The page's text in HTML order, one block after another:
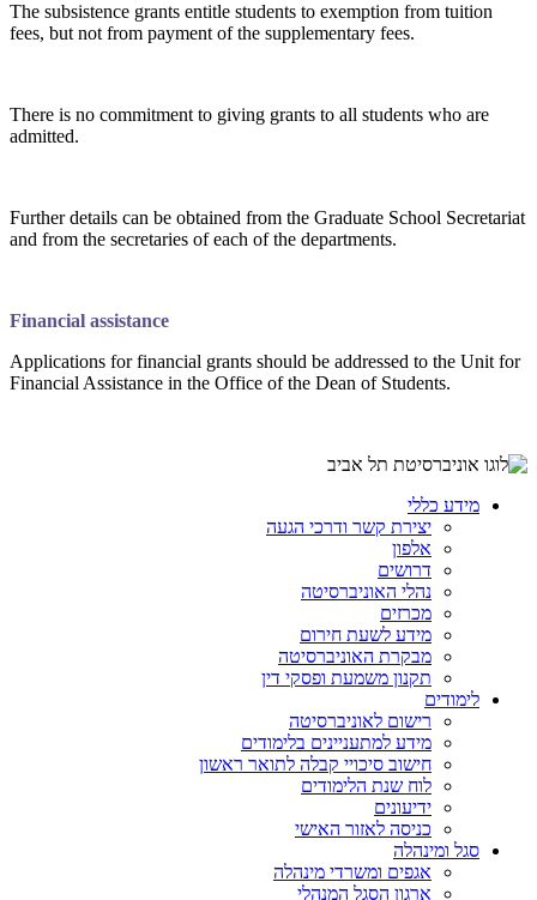
The subsistence grants entitle students to exemption from tuition
fees, but not from payment of the supplementary fees.
There is no commitment to giving grants to all students who are
admitted.
Further details can be obtained from the Graduate School Secretariat
and from the secretaries of each of the departments.
Financial assistance
Applications for financial grants should be addressed to the Unit for
Financial Assistance in the Office of the Dean of Students.
מידע כללי
יצירת קשר ודרכי הגעה
אלפון
דרושים
נהלי האוניברסיטה
מכרזים
מידע לשעת חירום
מבקרת האוניברסיטה
תקנון משמעת ופסקי דין
לימודים
רישום לאוניברסיטה
מידע למתעניינים בלימודים
חישוב סיכויי קבלה לתואר ראשון
לוח שנת הלימודים
ידיעונים
כניסה לאזור האישי
סגל ומינהלה
אגפים ומשרדי מינהלה
ארגון הסגל המנהלי